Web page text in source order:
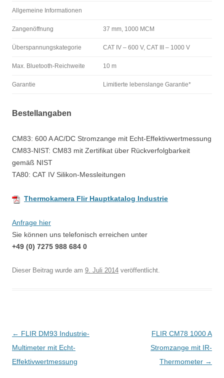
Allgemeine Informationen
Zangenöffnung 37 mm, 1000 MCM
Überspannungskategorie CAT IV – 600 V, CAT III – 1000 V
Max. Bluetooth-Reichweite 10 m
Garantie Limitierte lebenslange Garantie*
Bestellangaben
CM83: 600 A AC/DC Stromzange mit Echt-Effektivwertmessung
CM83-NIST: CM83 mit Zertifikat über Rückverfolgbarkeit
gemäß NIST
TA80: CAT IV Silikon-Messleitungen
Thermokamera Flir Hauptkatalog Industrie
Anfrage hier
Sie können uns telefonisch erreichen unter
+49 (0) 7275 988 684 0
Dieser Beitrag wurde am 9. Juli 2014 veröffentlicht.
B
e
i
← FLIR DM93 Industrie-
Multimeter mit Echt-
Effektivwertmessung
FLIR CM78 1000 A
Stromzange mit IR-
Thermometer →